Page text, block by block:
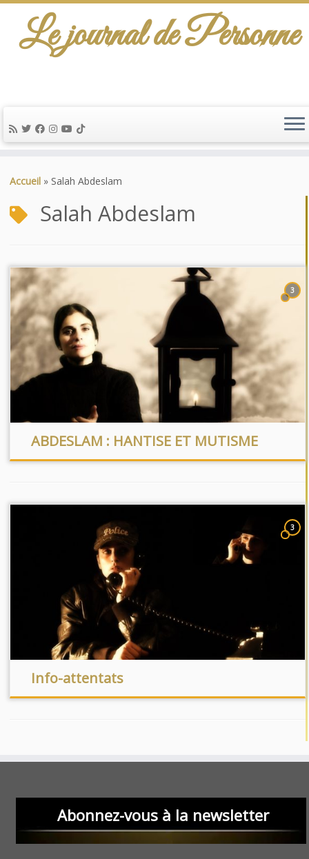
au
Le journal de Personne
Accueil » Salah Abdeslam
Salah Abdeslam
3
ABDESLAM : HANTISE ET MUTISME
3
Info-attentats
Abonnez-vous à la newsletter